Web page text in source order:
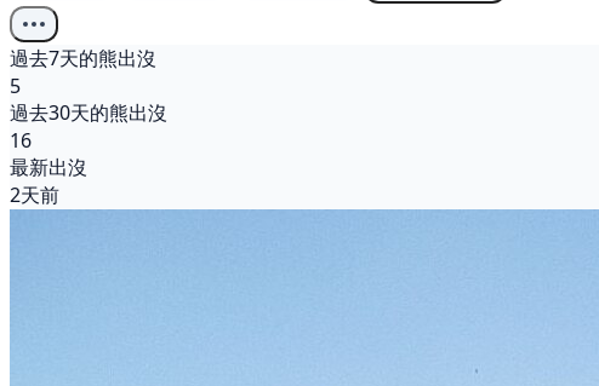
過去7天的熊出沒
5
過去30天的熊出沒
16
最新出沒
2天前